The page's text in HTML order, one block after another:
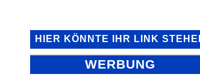
HIER KÖNNTE IHR LINK
WERBUNG